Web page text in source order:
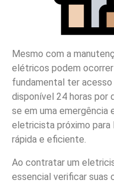
Mesmo com a
elétricos podem
fundamental ter
disponível 24 horas por
se em uma
eletricista próximo para
rápida e eficiente.
Ao contratar um
essencial verificar suas